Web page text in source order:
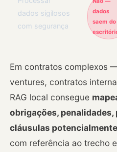
dados sigilosos
com segurança
dados
saem do
Em contratos complexos
ventures, contratos
RAG local consegue
obrigações, penalidades,
cláusulas
com referência ao trecho